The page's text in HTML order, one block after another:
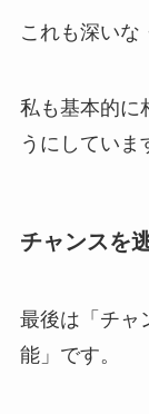
これも深いな
私も基本的に
うにしていま
チャンスを
最後は「チャ
能」です。